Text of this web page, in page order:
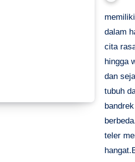
dalam
cita
hingga
dan
tubuh
teler